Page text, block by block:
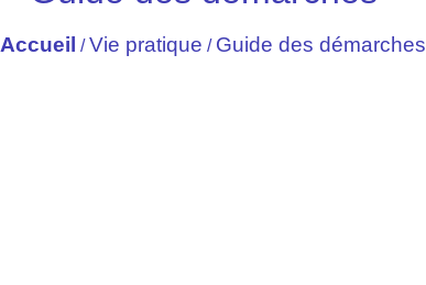
Accueil /Vie pratique / Guide des démarches